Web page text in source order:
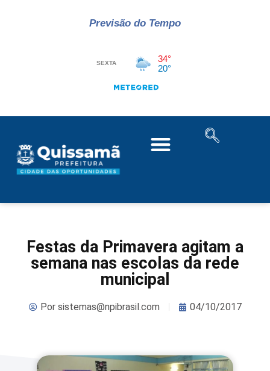
Previsão do Tempo
Festas da Primavera agitam a
semana nas escolas da rede
municipal
Porsistemas@npibrasil.com 04/10/2017